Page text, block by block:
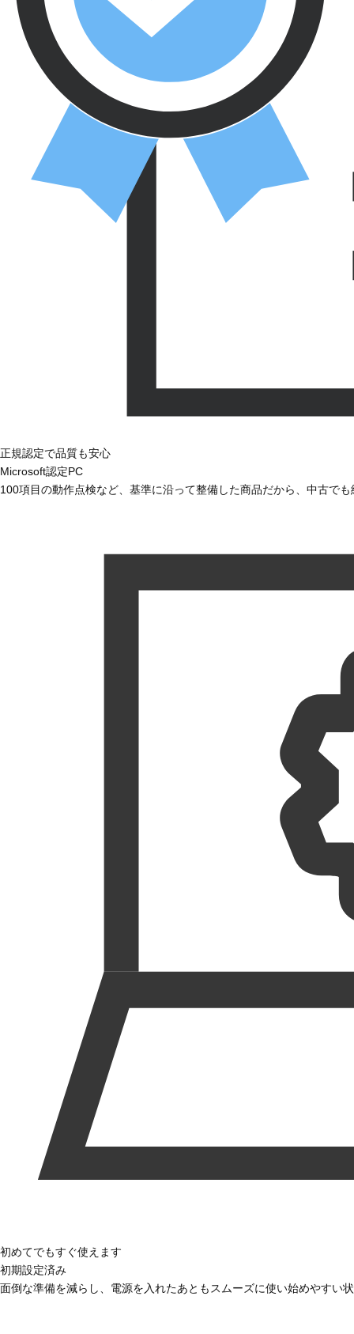
正規認定で品質も安心
Microsoft認定PC
100項目の動作点検など、基準に沿って整備した商品だから、中古で
初めてでもすぐ使えます
初期設定済み
面倒な準備を減らし、電源を入れたあともスムーズに使い始めやすい